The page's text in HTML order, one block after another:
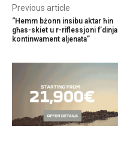
Previous article
“Hemm bżonn insibu aktar ħin
għas-skiet u r-riflessjoni f’dinja
kontinwament aljenata”